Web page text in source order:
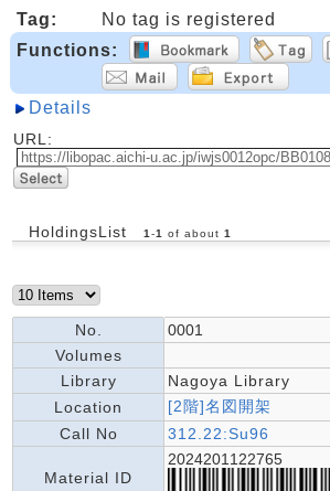
Tag:
No tag is registered
Functions:
Details
URL:
HoldingsList 1 -1 of about 1
No.
0001
Volumes
Library
Nagoya Library
Location
[2階]名図開架
Call No
312.22:Su96
Material ID
2024201122765